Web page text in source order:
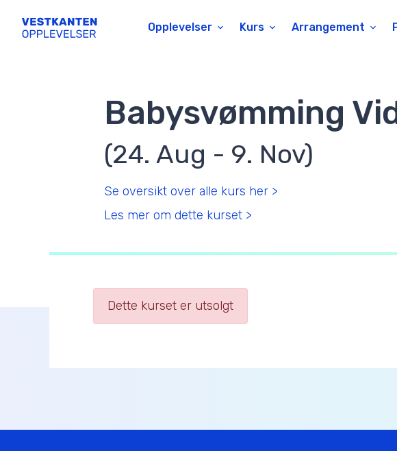
Opplevelser Kurs Arrangement
Babysvømming
(24. Aug - 9. Nov)
Se oversikt over alle kurs her >
Les mer om dette kurset >
Dette kurset er utsolgt